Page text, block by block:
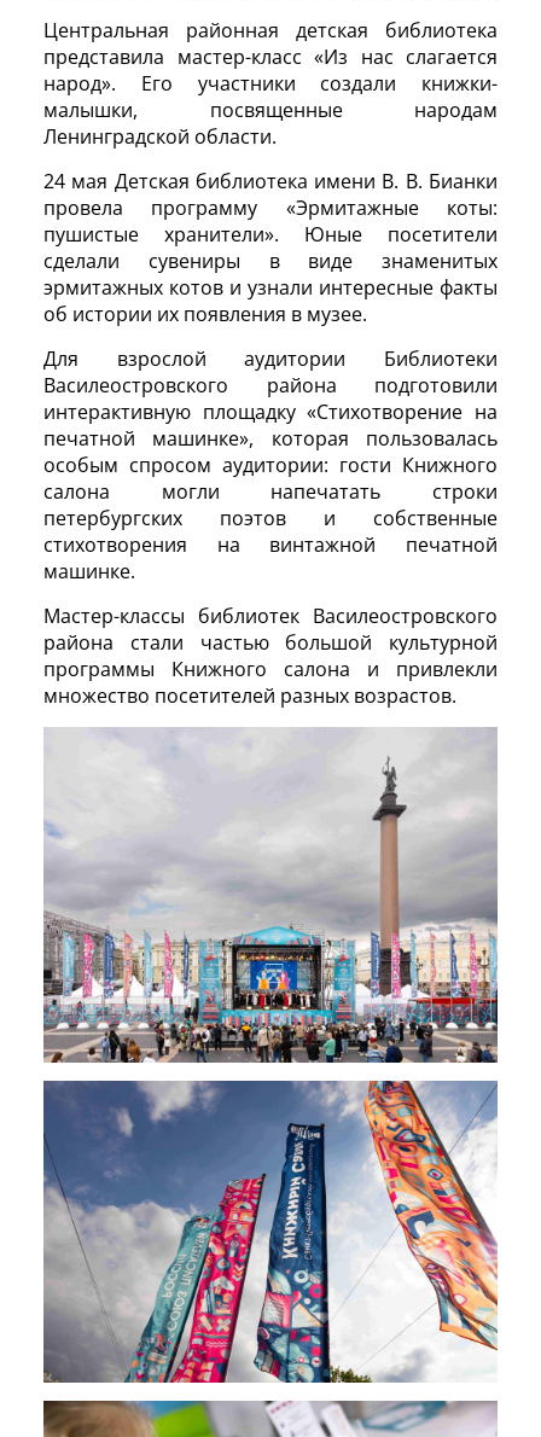
Центральная районная детская библиотека
представила мастер-класс «Из нас слагается
народ». Его участники создали книжки-
малышки, посвященные народам
Ленинградской области.
24 мая Детская библиотека имени В. В. Бианки
провела программу «Эрмитажные коты:
пушистые хранители». Юные посетители
сделали сувениры в виде знаменитых
эрмитажных котов и узнали интересные факты
об истории их появления в музее.
Для взрослой аудитории Библиотеки
Василеостровского района подготовили
интерактивную площадку «Стихотворение на
печатной машинке», которая пользовалась
особым спросом аудитории: гости Книжного
салона могли напечатать строки
петербургских поэтов и собственные
стихотворения на винтажной печатной
машинке.
Мастер-классы библиотек Василеостровского
района стали частью большой культурной
программы Книжного салона и привлекли
множество посетителей разных возрастов.